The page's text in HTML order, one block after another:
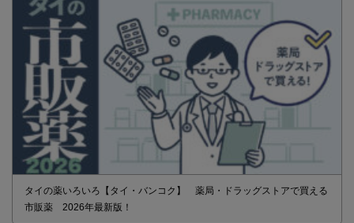
タイの薬いろいろ【タイ・バンコク】 薬局・ドラッグストアで買える
市販薬 2026年最新版！